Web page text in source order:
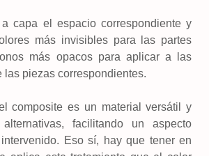
capa el espacio correspondiente y
más invisibles para las partes
más opacos para aplicar a las
las piezas correspondientes.
composite es un material versátil y
facilitando un aspecto
Eso sí, hay que tener en